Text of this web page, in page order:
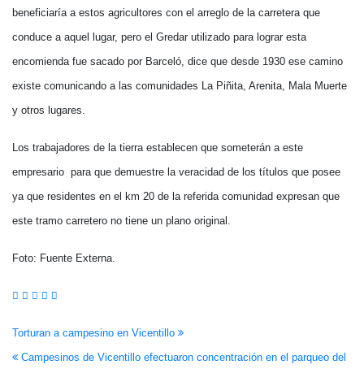
beneficiaría a estos agricultores con el arreglo de la carretera que
conduce a aquel lugar, pero el Gredar utilizado para lograr esta
encomienda fue sacado por Barceló, dice que desde 1930 ese camino
existe comunicando a las comunidades La Piñita, Arenita, Mala Muerte
y otros lugares.
Los trabajadores de la tierra establecen que someterán a este
empresario para que demuestre la veracidad de los títulos que posee
ya que residentes en el km 20 de la referida comunidad expresan que
este tramo carretero no tiene un plano original.
Foto: Fuente Externa.
Navegación
Torturan a campesino en Vicentillo
Campesinos de Vicentillo efectuaron concentración en el parqueo del